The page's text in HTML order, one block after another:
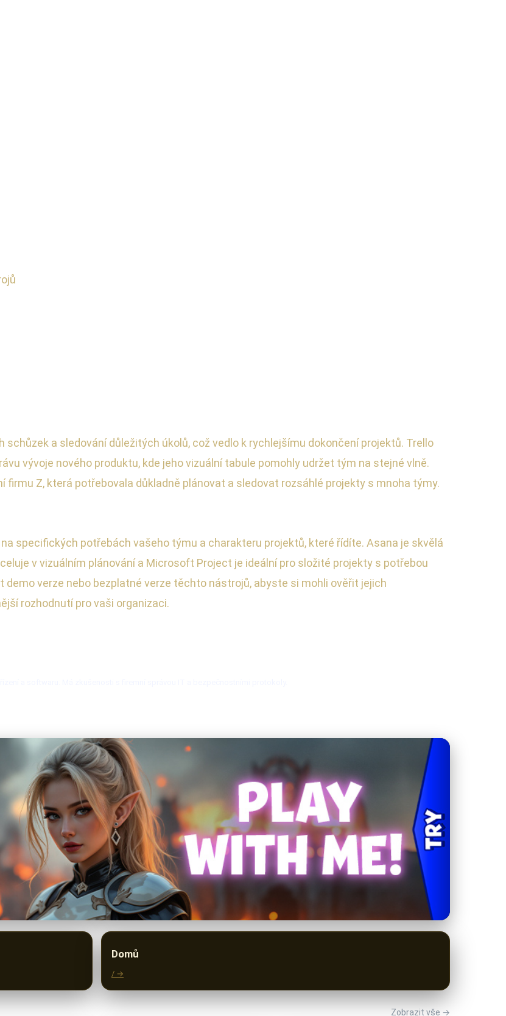
a sledování důležitých úkolů, což vedlo k rychlejšímu dokončení projektů. Trello
vývoje nového produktu, kde jeho vizuální tabule pomohly udržet tým na stejné vlně.
Z, která potřebovala důkladně plánovat a sledovat rozsáhlé projekty s mnoha týmy.
specifických potřebách vašeho týmu a charakteru projektů, které řídíte. Asana je skvělá
v vizuálním plánování a Microsoft Project je ideální pro složité projekty s potřebou
verze nebo bezplatné verze těchto nástrojů, abyste si mohli ověřit jejich
rozhodnutí pro vaši organizaci.
Domů
/ →
Zobrazit vše →